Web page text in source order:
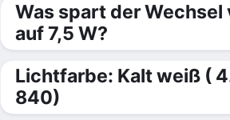
Was spart der Wechsel
auf 7,5 W?
Lichtfarbe: Kalt weiß (
840)